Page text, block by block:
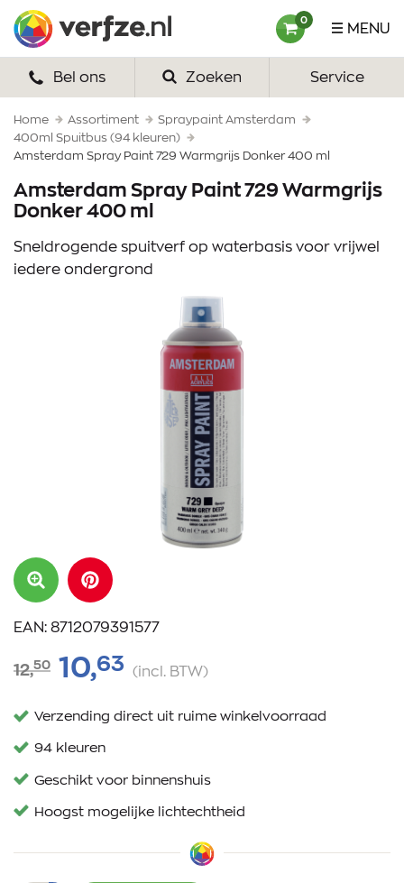
naar
content
MENU
0
HOME
VERF
VERFSETS
TEKENEN
VERFSPULLEN
Bel ons Zoeken Service
Home Assortiment
Spraypaint Amsterdam
400ml Spuitbus (94 kleuren)
Amsterdam Spray Paint 729 Warmgrijs Donker 400 ml
Amsterdam Spray Paint 729 Warmgrijs
Donker 400 ml
Sneldrogende spuitverf op waterbasis voor vrijwel
iedere ondergrond
EAN: 8712079391577
12,50 10,63 (incl. BTW)
Verzending direct uit ruime winkelvoorraad
94 kleuren
Geschikt voor binnenshuis
Hoogst mogelijke lichtechtheid